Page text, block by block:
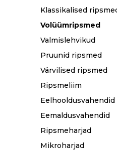
Klassikalised
Volüümripsmed
Valmislehvikud
Pruunid ripsmed
Värvilised ripsmed
Ripsmeliim
Eelhooldusvahendid
Eemaldusvahendid
Ripsmeharjad
Mikroharjad